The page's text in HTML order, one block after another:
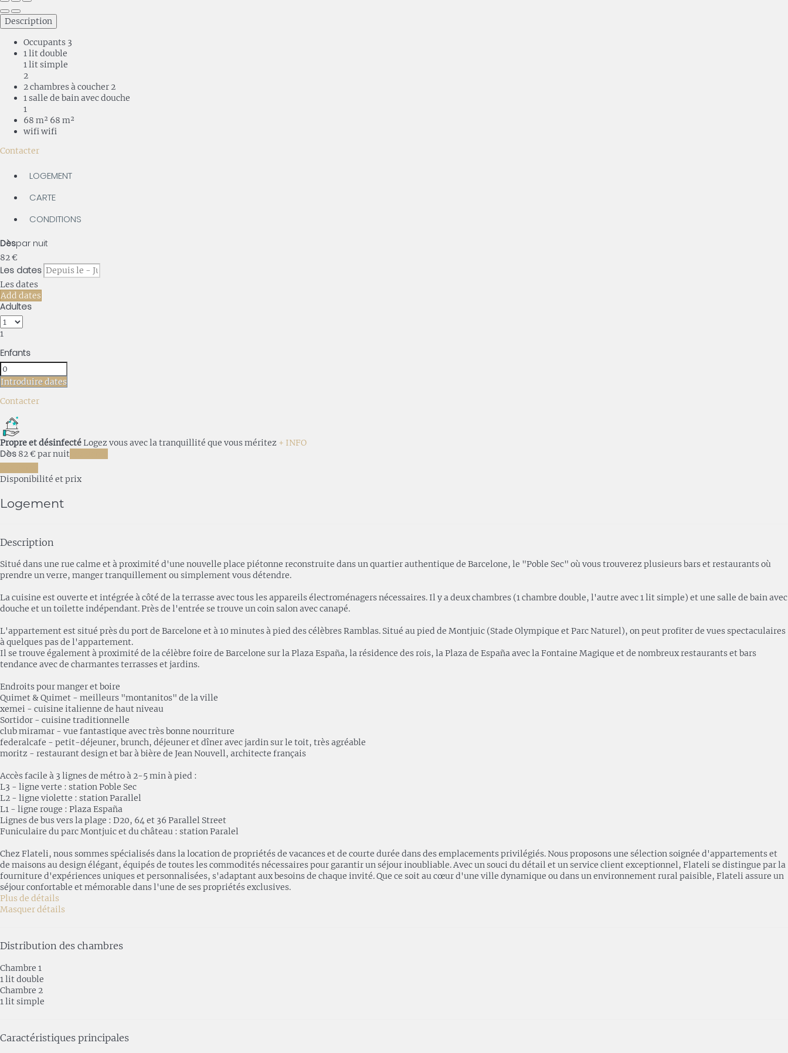
Description
Occupants 3
1 lit double
1 lit simple
2
2 chambres à coucher 2
1 salle de bain avec douche
1
68 m² 68 m²
wifi wifi
Contacter
LOGEMENT
CARTE
CONDITIONS
Dèspar nuit
82€
Les dates
Les dates
Add dates
Adultes
1
Enfants
Introduire dates
Contacter
Propre et désinfectéLogez vous avec la tranquillité que vous méritez + INFO
Dès 82€ par nuit
Disponibilité et prix
Logement
Description
Situé dans une rue calme et à proximité d'une nouvelle place piétonne reconstruite dans un quartier authentique de Barcelone, le "Poble Sec" où vous trouverez plusieurs bars et restaurants où
prendre un verre, manger tranquillement ou simplement vous détendre.
La cuisine est ouverte et intégrée à côté de la terrasse avec tous les appareils électroménagers nécessaires. Il y a deux chambres (1 chambre double, l'autre avec 1 lit simple) et une salle de bain avec
douche et un toilette indépendant. Près de l'entrée se trouve un coin salon avec canapé.
L'appartement est situé près du port de Barcelone et à 10 minutes à pied des célèbres Ramblas. Situé au pied de Montjuic (Stade Olympique et Parc Naturel), on peut profiter de vues spectaculaires
à quelques pas de l'appartement.
Il se trouve également à proximité de la célèbre foire de Barcelone sur la Plaza España, la résidence des rois, la Plaza de España avec la Fontaine Magique et de nombreux restaurants et bars
tendance avec de charmantes terrasses et jardins.
Endroits pour manger et boire
Quimet & Quimet - meilleurs "montanitos" de la ville
xemei - cuisine italienne de haut niveau
Sortidor - cuisine traditionnelle
club miramar - vue fantastique avec très bonne nourriture
federalcafe - petit-déjeuner, brunch, déjeuner et dîner avec jardin sur le toit, très agréable
moritz - restaurant design et bar à bière de Jean Nouvell, architecte français
Accès facile à 3 lignes de métro à 2-5 min à pied :
L3 - ligne verte : station Poble Sec
L2 - ligne violette : station Parallel
L1 - ligne rouge : Plaza España
Lignes de bus vers la plage : D20, 64 et 36 Parallel Street
Funiculaire du parc Montjuic et du château : station Paralel
Chez Flateli, nous sommes spécialisés dans la location de propriétés de vacances et de courte durée dans des emplacements privilégiés. Nous proposons une sélection soignée d'appartements et
de maisons au design élégant, équipés de toutes les commodités nécessaires pour garantir un séjour inoubliable. Avec un souci du détail et un service client exceptionnel, Flateli se distingue par la
fourniture d'expériences uniques et personnalisées, s'adaptant aux besoins de chaque invité. Que ce soit au cœur d'une ville dynamique ou dans un environnement rural paisible, Flateli assure un
séjour confortable et mémorable dans l'une de ses propriétés exclusives.
Plus de détails
Masquer détails
Distribution des chambres
Chambre 1
1 lit double
Chambre 2
1 lit simple
Caractéristiques principales